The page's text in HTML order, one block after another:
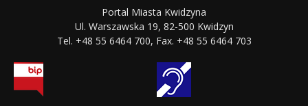
Portal Miasta Kwidzyna
Ul. Warszawska 19, 82-500 Kwidzyn
Tel. +48 55 6464 700, Fax. +48 55 6464 703